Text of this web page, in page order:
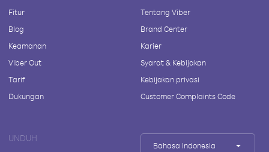
Fitur
Blog
Keamanan
Viber Out
Tarif
Dukungan
Tentang Viber
Brand Center
Karier
Syarat & Kebijakan
Kebijakan privasi
Customer Complaints Code
UNDUH
Bahasa Indonesia